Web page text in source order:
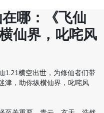
哪：《飞仙
仙界，叱咤风
1.21横空出世，为修仙者们带
津，助你纵横仙界，叱咤风